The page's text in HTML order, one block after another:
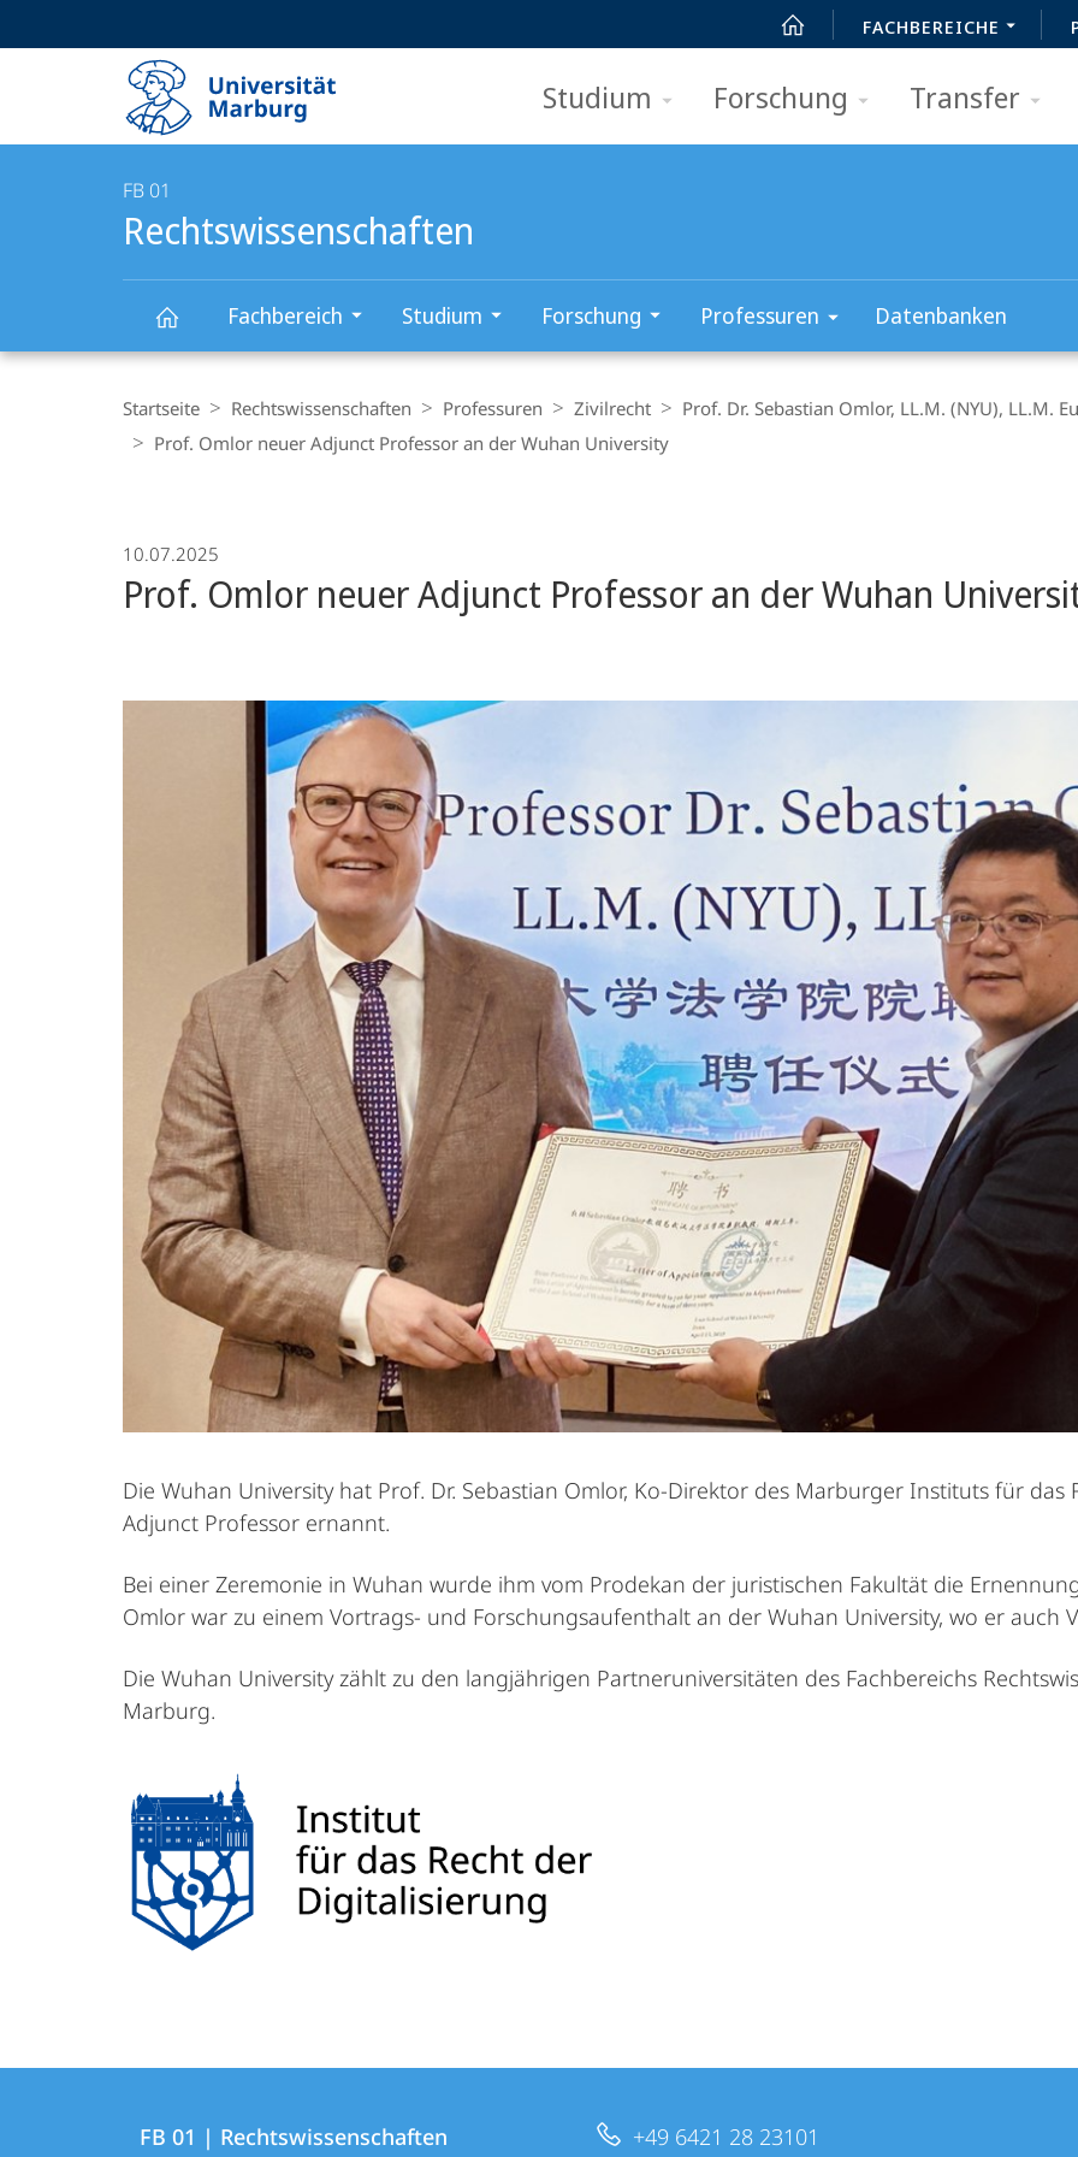
FACHBEREICHE
Studium Forschung Transfer
FB 01
Rechtswissenschaften
Fachbereich Studium Forschung Professuren Datenbanken
Navigation
Startseite Rechtswissenschaften Professuren Zivilrecht
Prof. Dr. Sebastian Omlor, LL.M. (NYU), LL.M.
Prof. Omlor neuer Adjunct Professor an der Wuhan University
10.07.2025
Prof. Omlor neuer Adjunct Professor an der Wuhan
Die Wuhan University hat Prof. Dr. Sebastian Omlor, Ko-Direktor des Marburger Instituts für
Adjunct Professor ernannt.
Bei einer Zeremonie in Wuhan wurde ihm vom Prodekan der juristischen Fakultät die
Omlor war zu einem Vortrags- und Forschungsaufenthalt an der Wuhan University, wo er auch
Die Wuhan University zählt zu den langjährigen Partneruniversitäten des Fachbereichs
Marburg.
Kontaktinformationen
FB 01 | Rechtswissenschaften +49 6421 28 23101